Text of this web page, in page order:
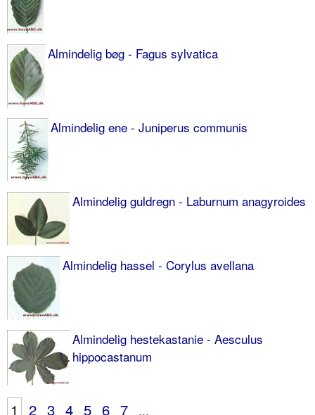
Almindelig bøg - Fagus sylvatica
Almindelig ene - Juniperus communis
Almindelig guldregn - Laburnum anagyroides
Almindelig hassel - Corylus avellana
Almindelig hestekastanie - Aesculus
hippocastanum
1 2 3 4 5 6 7 ...